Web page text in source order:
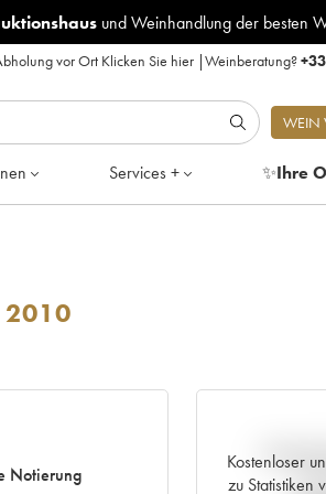
und Weinhandlung der besten
vor Ort Klicken Sie hier|Weinberatung?
WEIN
Services + ✨Ihre
2010
Notierung
Kostenloser
zu Statistiken